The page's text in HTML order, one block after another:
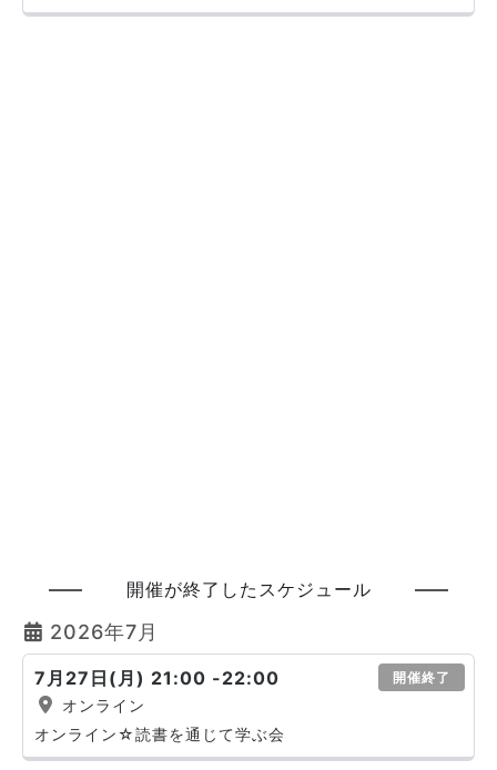
開催が終了したスケジュール
2026年7月
7月27日(月) 21:00 -22:00 開催終了
オンライン
オンライン☆読書を通じて学ぶ会